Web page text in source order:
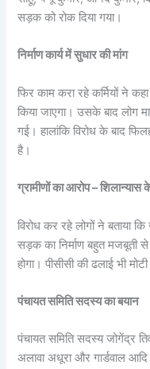
सड़क को रोक दिया गया।
निर्माण कार्य में सुधार की मांग
फिर काम करा रहे कर्मियों ने
किया जाएगा। उसके बाद लोग
गई। हालांकि विरोध के बाद
है।
ग्रामीणों का आरोप –
विरोध कर रहे लोगों ने बताया
सड़क का निर्माण बहुत मजबूती से
होगा। पीसीसी की ढलाई भी
पंचायत समिति सदस्य का बयान
पंचायत समिति सदस्य जोगेंद्र
अलावा अधूरा और गार्डवाल आदि